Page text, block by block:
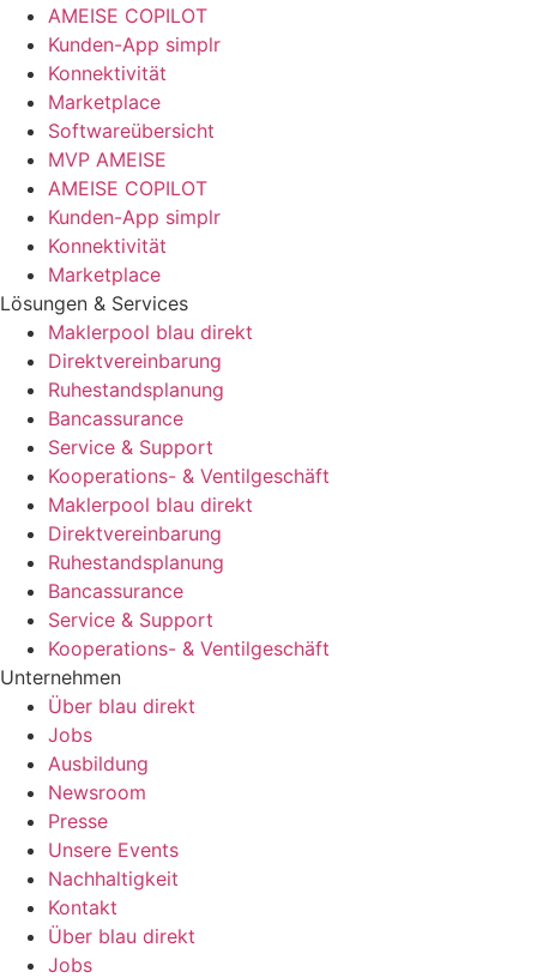
AMEISE COPILOT
Kunden-App simplr
Konnektivität
Marketplace
Softwareübersicht
MVP AMEISE
AMEISE COPILOT
Kunden-App simplr
Konnektivität
Marketplace
Lösungen & Services
Maklerpool blau direkt
Direktvereinbarung
Ruhestandsplanung
Bancassurance
Service & Support
Kooperations- & Ventilgeschäft
Maklerpool blau direkt
Direktvereinbarung
Ruhestandsplanung
Bancassurance
Service & Support
Kooperations- & Ventilgeschäft
Unternehmen
Über blau direkt
Jobs
Ausbildung
Newsroom
Presse
Unsere Events
Nachhaltigkeit
Kontakt
Über blau direkt
Jobs